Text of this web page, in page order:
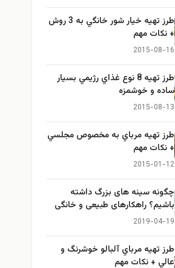
طرز تهيه خیار شور خانگي به 3 روش
+ نكات مهم
2015-08-16
طرز تهيه 8 نوع غذاي رژيمي بسيار
ساده و خوشمزه
2015-08-13
طرز تهيه مرباي به مخصوص مجلسي
+ نكات مهم
2015-01-12
چگونه سینه های بزرگ داشته
باشیم؟ راهکارهای طبیعی و خانگی
برای بزرگ کردن سینه
2019-04-19
طرز تهيه مرباي آلبالو خوشرنگ و
عالي + نكات مهم